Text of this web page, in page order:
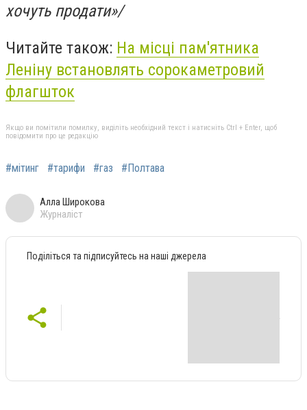
хочуть продати»/
Читайте також: На місці пам'ятника
Леніну встановлять сорокаметровий
флагшток
Якщо ви помітили помилку, виділіть необхідний текст і натисніть Ctrl + Enter, щоб
повідомити про це редакцію
#мітинг #тарифи #газ #Полтава
Алла Широкова
Журналіст
Поділіться та підписуйтесь на наші джерела